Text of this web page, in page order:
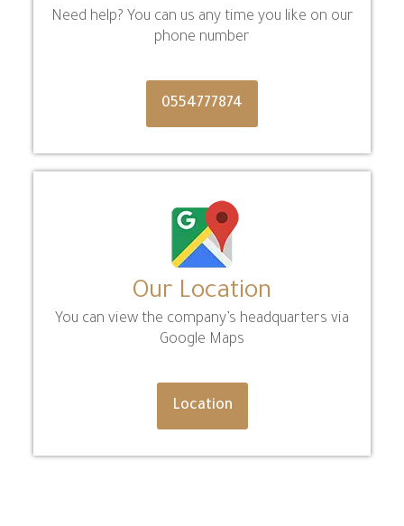
Need help? You can us any time you like on our
phone number
0554777874
Our Location
You can view the company’s headquarters via
Google Maps
Location